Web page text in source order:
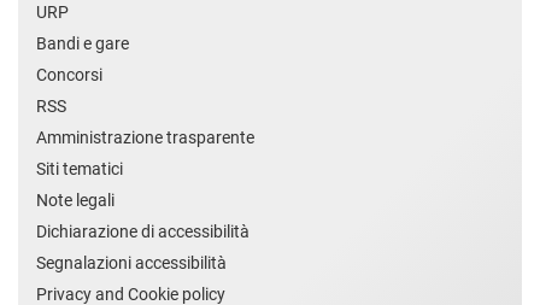
URP
Bandi e gare
Concorsi
RSS
Amministrazione trasparente
Siti tematici
Note legali
Dichiarazione di accessibilità
Segnalazioni accessibilità
Privacy and Cookie policy